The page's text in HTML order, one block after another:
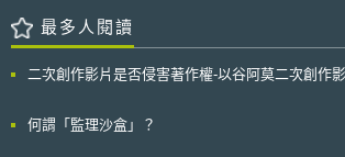
3.嬰幼兒五歲前「個人編號卡」都不須附上照片等。 唯輿論有批評，在尚未
經過國會及有識者充分討論前，貿然大幅擴大資料調
本政府計畫將個人所有銀行帳戶都強制連結個人編號，
使作為醫療或健康用途時，也不會紀錄健檢結果和服用
依辦法報告網路安全事件。簡言之，其透過法律監管網
之間的契約或類似契約，以及報告之協力義務。二、個
分為1.特別重大網路安全事件、2.重大網路安全事件、
三個事件分級將100萬人、1000萬人、1億人以上公民
最多人閱讀
二次創作影片是否侵害著作權-以谷阿莫二次創作
何謂「監理沙盒」？